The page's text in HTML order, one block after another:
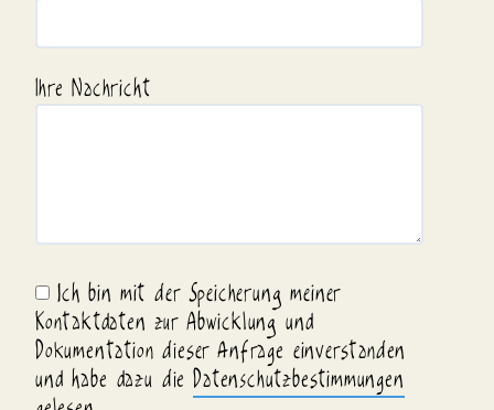
Ihre Nachricht
Ich bin mit der Speicherung meiner
Kontaktdaten zur Abwicklung und
Dokumentation dieser Anfrage einverstanden
und habe dazu dieDatenschutzbestimmungen